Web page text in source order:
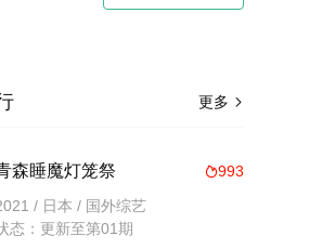
更多 
993
森睡魔灯笼祭
/ 日本 / 国外综艺
态：更新至第01期